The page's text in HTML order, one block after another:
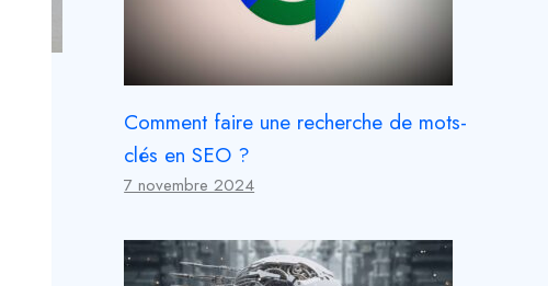
Comment faire une recherche de mots-
clés en SEO ?
7 novembre 2024